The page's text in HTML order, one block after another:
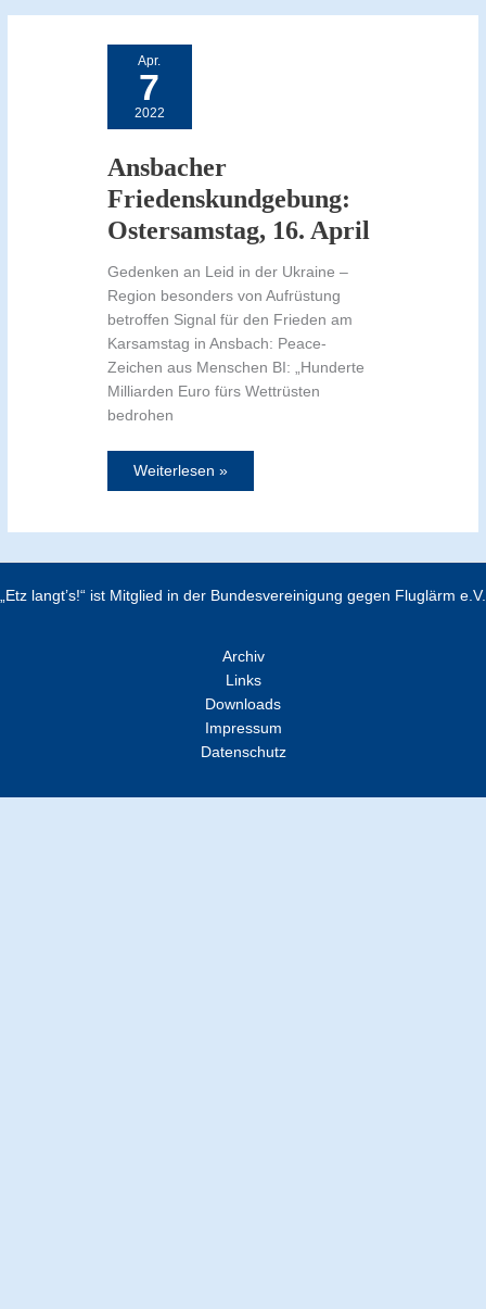
Apr.
7
2022
Ansbacher
Friedenskundgebung:
Ostersamstag, 16. April
Gedenken an Leid in der Ukraine –
Region besonders von Aufrüstung
betroffen Signal für den Frieden am
Karsamstag in Ansbach: Peace-
Zeichen aus Menschen BI: „Hunderte
Milliarden Euro fürs Wettrüsten
bedrohen
Ansbacher
Ostersamstag,
16.
April
Weiterlesen »
„Etz langt’s!“ ist Mitglied in der Bundesvereinigung gegen Fluglärm e.V.
Archiv
Links
Downloads
Impressum
Datenschutz